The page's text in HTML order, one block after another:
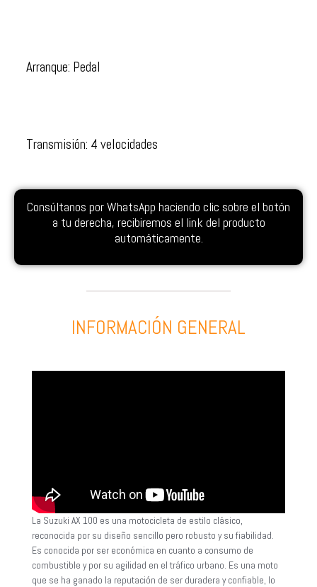
Arranque: Pedal
Transmisión: 4 velocidades
Consúltanos por WhatsApp haciendo clic sobre el botón
a tu derecha, recibiremos el link del producto
automáticamente.
INFORMACIÓN GENERAL
La Suzuki AX 100 es una motocicleta de estilo clásico,
reconocida por su diseño sencillo pero robusto y su fiabilidad.
Es conocida por ser económica en cuanto a consumo de
combustible y por su agilidad en el tráfico urbano. Es una moto
que se ha ganado la reputación de ser duradera y confiable, lo